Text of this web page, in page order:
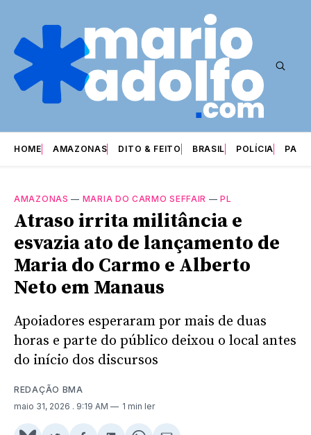
HOME AMAZONAS DITO & FEITO BRASIL POLÍCIA
AMAZONAS — MARIA DO CARMO SEFFAIR —PL
Atraso irrita militância e
esvazia ato de lançamento de
Maria do Carmo e Alberto
Neto em Manaus
Apoiadores esperaram por mais de duas
horas e parte do público deixou o local antes
do início dos discursos
REDAÇÃO BMA
maio 31, 2026 . 9:19 AM 1 min ler